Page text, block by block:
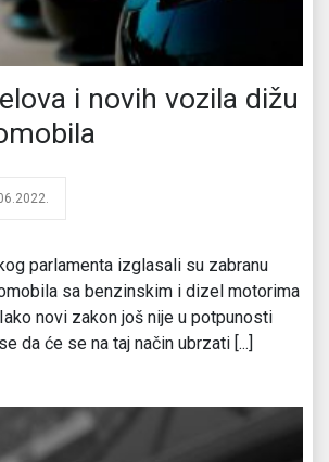
i novih vozila dižu
parlamenta izglasali su zabranu
sa benzinskim i dizel motorima
novi zakon još nije u potpunosti
da će se na taj način ubrzati [...]